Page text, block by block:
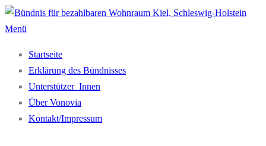
Zum
Inhalt
Menü
Startseite
Erklärung des Bündnisses
Unterstützer_Innen
Über Vonovia
Kontakt/Impressum